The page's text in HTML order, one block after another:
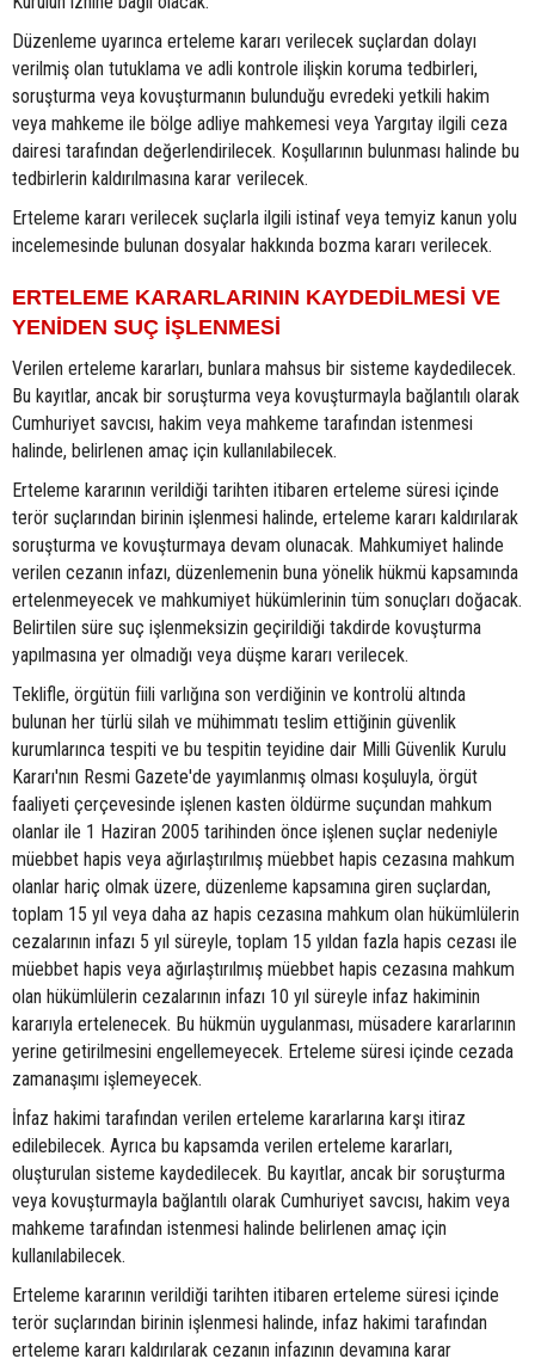
Düzenleme uyarınca erteleme kararı verilecek suçlardan dolayı
verilmiş olan tutuklama ve adli kontrole ilişkin koruma tedbirleri,
soruşturma veya kovuşturmanın bulunduğu evredeki yetkili hakim
veya mahkeme ile bölge adliye mahkemesi veya Yargıtay ilgili ceza
dairesi tarafından değerlendirilecek. Koşullarının bulunması halinde bu
tedbirlerin kaldırılmasına karar verilecek.
Erteleme kararı verilecek suçlarla ilgili istinaf veya temyiz kanun yolu
incelemesinde bulunan dosyalar hakkında bozma kararı verilecek.
ERTELEME KARARLARININ KAYDEDİLMESİ VE
YENİDEN SUÇ İŞLENMESİ
Verilen erteleme kararları, bunlara mahsus bir sisteme kaydedilecek.
Bu kayıtlar, ancak bir soruşturma veya kovuşturmayla bağlantılı olarak
Cumhuriyet savcısı, hakim veya mahkeme tarafından istenmesi
halinde, belirlenen amaç için kullanılabilecek.
Erteleme kararının verildiği tarihten itibaren erteleme süresi içinde
terör suçlarından birinin işlenmesi halinde, erteleme kararı kaldırılarak
soruşturma ve kovuşturmaya devam olunacak. Mahkumiyet halinde
verilen cezanın infazı, düzenlemenin buna yönelik hükmü kapsamında
ertelenmeyecek ve mahkumiyet hükümlerinin tüm sonuçları doğacak.
Belirtilen süre suç işlenmeksizin geçirildiği takdirde kovuşturma
yapılmasına yer olmadığı veya düşme kararı verilecek.
Teklifle, örgütün fiili varlığına son verdiğinin ve kontrolü altında
bulunan her türlü silah ve mühimmatı teslim ettiğinin güvenlik
kurumlarınca tespiti ve bu tespitin teyidine dair Milli Güvenlik Kurulu
Kararı'nın Resmi Gazete'de yayımlanmış olması koşuluyla, örgüt
faaliyeti çerçevesinde işlenen kasten öldürme suçundan mahkum
olanlar ile 1 Haziran 2005 tarihinden önce işlenen suçlar nedeniyle
müebbet hapis veya ağırlaştırılmış müebbet hapis cezasına mahkum
olanlar hariç olmak üzere, düzenleme kapsamına giren suçlardan,
toplam 15 yıl veya daha az hapis cezasına mahkum olan hükümlülerin
cezalarının infazı 5 yıl süreyle, toplam 15 yıldan fazla hapis cezası ile
müebbet hapis veya ağırlaştırılmış müebbet hapis cezasına mahkum
olan hükümlülerin cezalarının infazı 10 yıl süreyle infaz hakiminin
kararıyla ertelenecek. Bu hükmün uygulanması, müsadere kararlarının
yerine getirilmesini engellemeyecek. Erteleme süresi içinde cezada
zamanaşımı işlemeyecek.
İnfaz hakimi tarafından verilen erteleme kararlarına karşı itiraz
edilebilecek. Ayrıca bu kapsamda verilen erteleme kararları,
oluşturulan sisteme kaydedilecek. Bu kayıtlar, ancak bir soruşturma
veya kovuşturmayla bağlantılı olarak Cumhuriyet savcısı, hakim veya
mahkeme tarafından istenmesi halinde belirlenen amaç için
kullanılabilecek.
Erteleme kararının verildiği tarihten itibaren erteleme süresi içinde
terör suçlarından birinin işlenmesi halinde, infaz hakimi tarafından
erteleme kararı kaldırılarak cezanın infazının devamına karar